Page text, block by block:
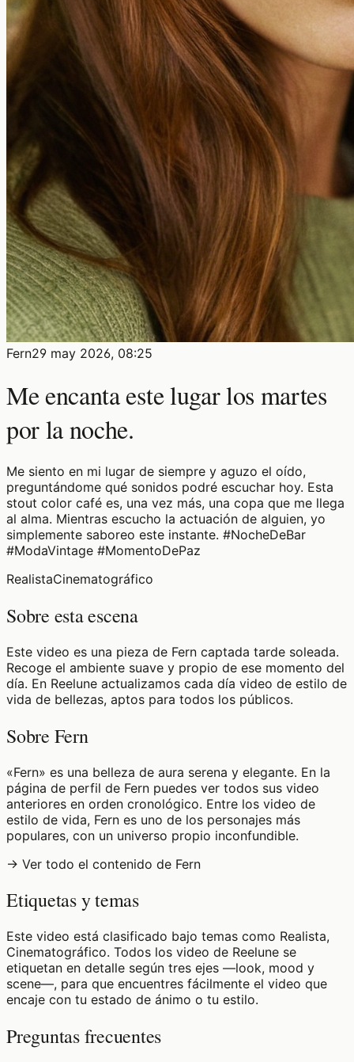
Fern29 may 2026, 08:25
Me encanta este lugar los martes
por la noche.
Me siento en mi lugar de siempre y aguzo el oído,
preguntándome qué sonidos podré escuchar hoy. Esta
stout color café es, una vez más, una copa que me llega
al alma. Mientras escucho la actuación de alguien, yo
simplemente saboreo este instante. #NocheDeBar
#ModaVintage #MomentoDePaz
RealistaCinematográfico
Sobre esta escena
Este video es una pieza de Fern captada tarde soleada.
Recoge el ambiente suave y propio de ese momento del
día. En Reelune actualizamos cada día video de estilo de
vida de bellezas, aptos para todos los públicos.
Sobre Fern
«Fern» es una belleza de aura serena y elegante. En la
página de perfil de Fern puedes ver todos sus video
anteriores en orden cronológico. Entre los video de
estilo de vida, Fern es uno de los personajes más
populares, con un universo propio inconfundible.
→ Ver todo el contenido de Fern
Etiquetas y temas
Este video está clasificado bajo temas como Realista,
Cinematográfico. Todos los video de Reelune se
etiquetan en detalle según tres ejes —look, mood y
scene—, para que encuentres fácilmente el video que
encaje con tu estado de ánimo o tu estilo.
Preguntas frecuentes